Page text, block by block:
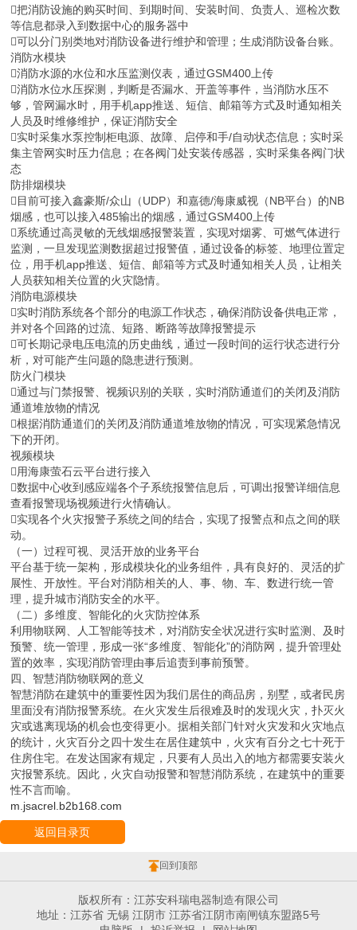
把消防设施的购买时间、到期时间、安装时间、负责人、巡检次数
等信息都录入到数据中心的服务器中
可以分门别类地对消防设备进行维护和管理；生成消防设备台账。
消防水模块
消防水源的水位和水压监测仪表，通过GSM400上传
消防水位水压探测，判断是否漏水、开盖等事件，当消防水压不
够，管网漏水时，用手机app推送、短信、邮箱等方式及时通知相关
人员及时维修维护，保证消防安全
实时采集水泵控制柜电源、故障、启停和手/自动状态信息；实时采
集主管网实时压力信息；在各阀门处安装传感器，实时采集各阀门状
态
防排烟模块
目前可接入鑫豪斯/众山（UDP）和嘉德/海康威视（NB平台）的NB
烟感，也可以接入485输出的烟感，通过GSM400上传
系统通过高灵敏的无线烟感报警装置，实现对烟雾、可燃气体进行
监测，一旦发现监测数据超过报警值，通过设备的标签、地理位置定
位，用手机app推送、短信、邮箱等方式及时通知相关人员，让相关
人员获知相关位置的火灾隐情。
消防电源模块
实时消防系统各个部分的电源工作状态，确保消防设备供电正常，
并对各个回路的过流、短路、断路等故障报警提示
可长期记录电压电流的历史曲线，通过一段时间的运行状态进行分
析，对可能产生问题的隐患进行预测。
防火门模块
通过与门禁报警、视频识别的关联，实时消防通道们的关闭及消防
通道堆放物的情况
根据消防通道们的关闭及消防通道堆放物的情况，可实现紧急情况
下的开闭。
视频模块
用海康萤石云平台进行接入
数据中心收到感应端各个子系统报警信息后，可调出报警详细信息
查看报警现场视频进行火情确认。
实现各个火灾报警子系统之间的结合，实现了报警点和点之间的联
动。
（一）过程可视、灵活开放的业务平台
平台基于统一架构，形成模块化的业务组件，具有良好的、灵活的扩
展性、开放性。平台对消防相关的人、事、物、车、数进行统一管
理，提升城市消防安全的水平。
（二）多维度、智能化的火灾防控体系
利用物联网、人工智能等技术，对消防安全状况进行实时监测、及时
预警、统一管理，形成一张“多维度、智能化”的消防网，提升管理处
置的效率，实现消防管理由事后追责到事前预警。
四、智慧消防物联网的意义
智慧消防在建筑中的重要性因为我们居住的商品房，别墅，或者民房
里面没有消防报警系统。在火灾发生后很难及时的发现火灾，扑灭火
灾或逃离现场的机会也变得更小。据相关部门针对火灾发和火灾地点
的统计，火灾百分之四十发生在居住建筑中，火灾有百分之七十死于
住房住宅。在发达国家有规定，只要有人员出入的地方都需要安装火
灾报警系统。因此，火灾自动报警和智慧消防系统，在建筑中的重要
性不言而喻。
m.jsacrel.b2b168.com
返回目录页
回到顶部
版权所有：江苏安科瑞电器制造有限公司
地址：江苏省 无锡 江阴市 江苏省江阴市南闸镇东盟路5号